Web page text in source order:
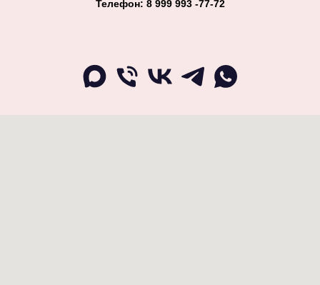
Телефон: 8 999 993 -77-72